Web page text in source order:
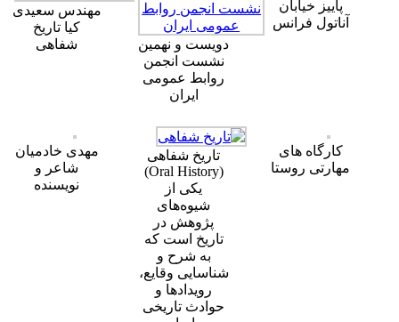
پاییز خیابان
آناتول فرانس
دویست و نهمین
نشست انجمن
روابط عمومی
ایران
مهندس سعیدی
کیا تاریخ
شفاهی
کارگاه های
مهارتی روستا
تاریخ شفاهی
(Oral History)
یکی از
شیوه‌های
پژوهش در
تاریخ است که
به شرح و
شناسایی وقایع،
رویدادها و
حوادث تاریخی
مهدی خادمیان
شاعر و
نویسنده